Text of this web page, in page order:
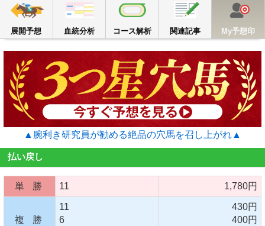
展開予想
展開予想
血統分析
血統分析
コース解析
コース解析
関連記事
関連記事 My予想印
▲腕利き研究員が勧める絶品の穴馬を召し上がれ▲
払い戻し
単 勝 11 1,780円
複 勝
11
6
430円
400円